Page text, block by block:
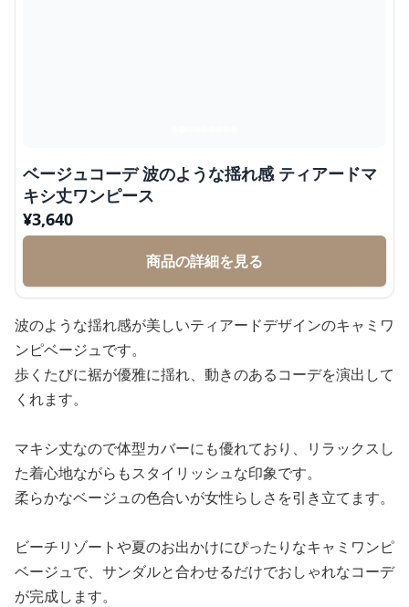
ベージュコーデ 波のような揺れ感 ティアードマ
キシ丈ワンピース
¥3,640
商品の詳細を見る
波のような揺れ感が美しいティアードデザインのキャミワ
ンピベージュです。
歩くたびに裾が優雅に揺れ、動きのあるコーデを演出して
くれます。
マキシ丈なので体型カバーにも優れており、リラックスし
た着心地ながらもスタイリッシュな印象です。
柔らかなベージュの色合いが女性らしさを引き立てます。
ビーチリゾートや夏のお出かけにぴったりなキャミワンピ
ベージュで、サンダルと合わせるだけでおしゃれなコーデ
が完成します。